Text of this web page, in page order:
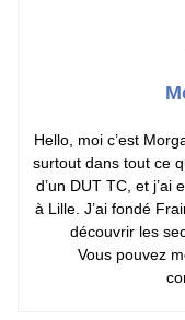
Hello, moi c’est
surtout dans tout ce
d’un DUT TC, et
à Lille. J’ai fondé
découvrir les
Vous pouvez